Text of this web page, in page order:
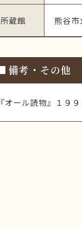
所蔵館 熊谷市
備考・その他
『オール読物』１